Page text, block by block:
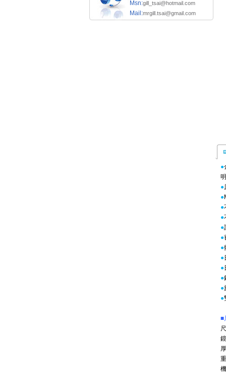
Msn:gill_tsai@hotmail.com
Mail:mrgill.tsai@gmail.com
●
●
●
●
●
●
●
●
●
●
●
●
●
■